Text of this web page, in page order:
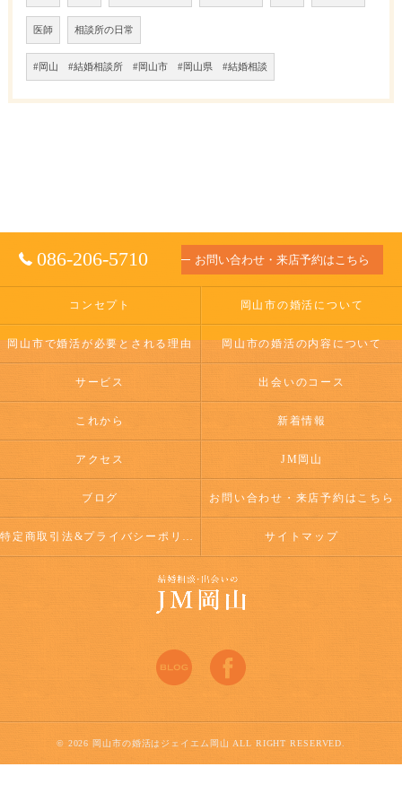
医師 相談所の日常
#岡山 #結婚相談所 #岡山市 #岡山県 #結婚相談
086-206-5710 お問い合わせ・来店予約はこちら
コンセプト 岡山市の婚活について
岡山市で婚活が必要とされる理由 岡山市の婚活の内容について
サービス 出会いのコース
これから 新着情報
アクセス JM岡山
ブログ お問い合わせ・来店予約はこちら
特定商取引法&プライバシーポリシー サイトマップ
© 2026 岡山市の婚活はジェイエム岡山 ALL RIGHT RESERVED.